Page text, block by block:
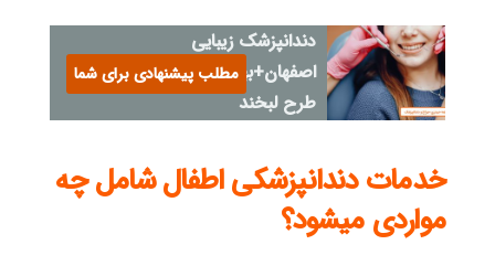
دندانپزشک زیبایی
اصفهان+بهترین روش اصلاح
طرح لبخند
مطلب پیشنهادی برای شما
خدمات دندانپزشکی اطفال شامل چه
مواردی میشود؟